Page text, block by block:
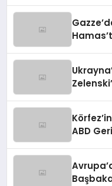
ABD